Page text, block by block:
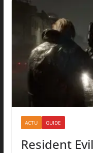
ACTU GUIDE
Resident